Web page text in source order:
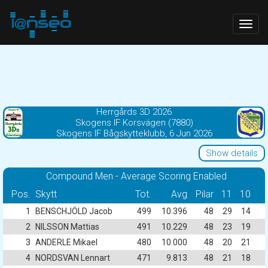
Herrgårds 3D 2026
Skogens IF Korsvägen (7880)
Skogens IF Bågskytteklubb, 6 Jun 2026
Show details
Compound Men - Average Scoring Enabled
Pos. Skytt Tot. Avg Pilar 11 10
1 BENSCHJÖLD Jacob 499 10.396 48 29
14
2
NILSSON Mattias 491 10.229 48 23
19
3 ANDERLE Mikael 480 10.000 48 20
21
4
NORDSVAN Lennart 471 9.813 48 21 18